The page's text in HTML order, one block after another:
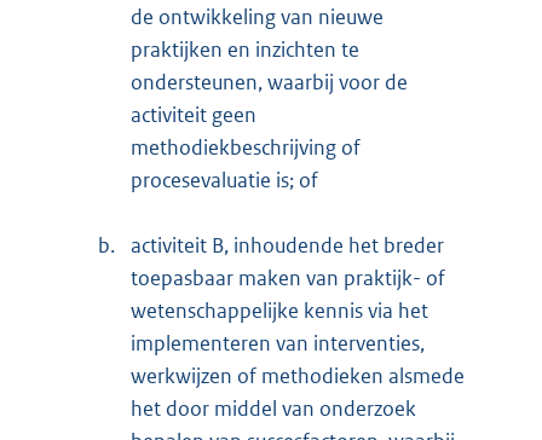
de ontwikkeling van nieuwe
praktijken en inzichten te
ondersteunen, waarbij voor de
activiteit geen
methodiekbeschrijving of
procesevaluatie is; of
b. activiteit B, inhoudende het breder
toepasbaar maken van praktijk- of
wetenschappelijke kennis via het
implementeren van interventies,
werkwijzen of methodieken alsmede
het door middel van onderzoek